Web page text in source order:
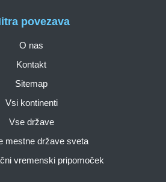
povezava
O nas
Kontakt
Sitemap
Vsi kontinenti
Vse države
mestne države sveta
vremenski pripomoček